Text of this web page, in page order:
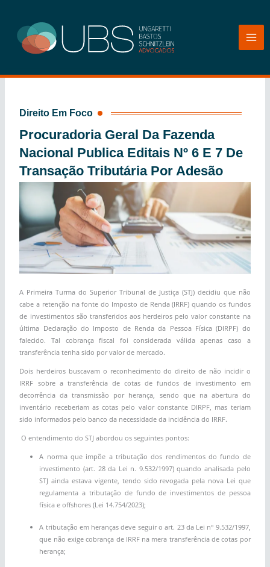
conteúdo
Direito Em Foco
Procuradoria Geral Da Fazenda
Nacional Publica Editais Nº 6 E 7 De
Transação Tributária Por Adesão
A Primeira Turma do Superior Tribunal de Justiça (STJ) decidiu que não
cabe a retenção na fonte do Imposto de Renda (IRRF) quando os fundos
de investimentos são transferidos aos herdeiros pelo valor constante na
última Declaração do Imposto de Renda da Pessoa Física (DIRPF) do
falecido. Tal cobrança fiscal foi considerada válida apenas caso a
transferência tenha sido por valor de mercado.
Dois herdeiros buscavam o reconhecimento do direito de não incidir o
IRRF sobre a transferência de cotas de fundos de investimento em
decorrência da transmissão por herança, sendo que na abertura do
inventário receberiam as cotas pelo valor constante DIRPF, mas teriam
sido informados pelo banco da necessidade da incidência do IRRF.
O entendimento do STJ abordou os seguintes pontos:
A norma que impõe a tributação dos rendimentos do fundo de
investimento (art. 28 da Lei n. 9.532/1997) quando analisada pelo
STJ ainda estava vigente, tendo sido revogada pela nova Lei que
regulamenta a tributação de fundo de investimentos de pessoa
física e offshores (Lei 14.754/2023);
A tributação em heranças deve seguir o art. 23 da Lei nº 9.532/1997,
que não exige cobrança de IRRF na mera transferência de cotas por
herança;